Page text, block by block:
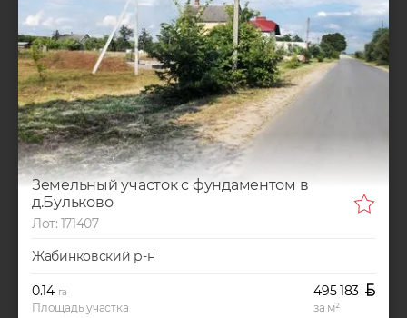
Земельный участок с фундаментом в
д.Бульково
Лот: 171407
Жабинковский р-н
0.14 га
Площадь участка
495 183
за м²